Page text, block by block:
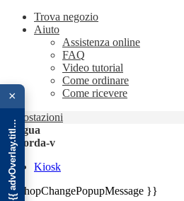
Trova negozio
Aiuto
Assistenza online
FAQ
Video tutorial
Come ordinare
Come ricevere
Impostazioni
Lingua
Rikorda-v
Kiosk
{{ shopChangePopupMessage }}
×
{{ advOverlay.title || 'Promo' }}